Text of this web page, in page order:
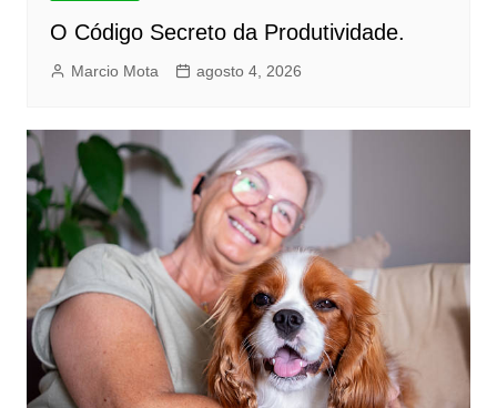
O Código Secreto da Produtividade.
Marcio Mota agosto 4, 2026